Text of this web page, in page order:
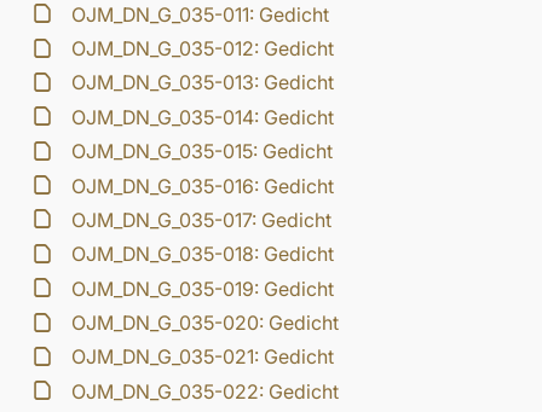
OJM_DN_G_035-011: Gedicht
OJM_DN_G_035-012: Gedicht
OJM_DN_G_035-013: Gedicht
OJM_DN_G_035-014: Gedicht
OJM_DN_G_035-015: Gedicht
OJM_DN_G_035-016: Gedicht
OJM_DN_G_035-017: Gedicht
OJM_DN_G_035-018: Gedicht
OJM_DN_G_035-019: Gedicht
OJM_DN_G_035-020: Gedicht
OJM_DN_G_035-021: Gedicht
OJM_DN_G_035-022: Gedicht